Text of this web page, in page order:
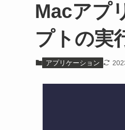
Macアプ
プトの実
アプリケーション